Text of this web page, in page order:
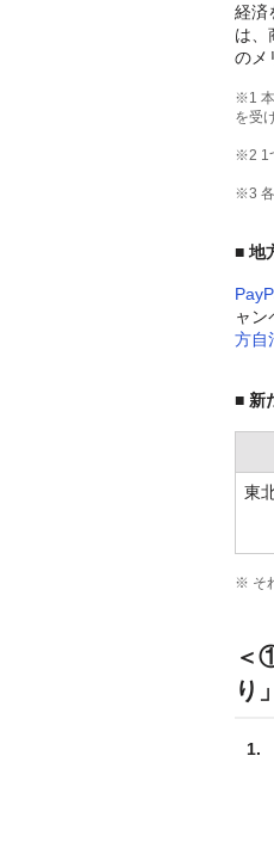
経済
は、
のメ
※1 本
を受
※2 1
※3 各
■ 地
ャン
方自
■ 新
東
※ そ
＜
り
1.